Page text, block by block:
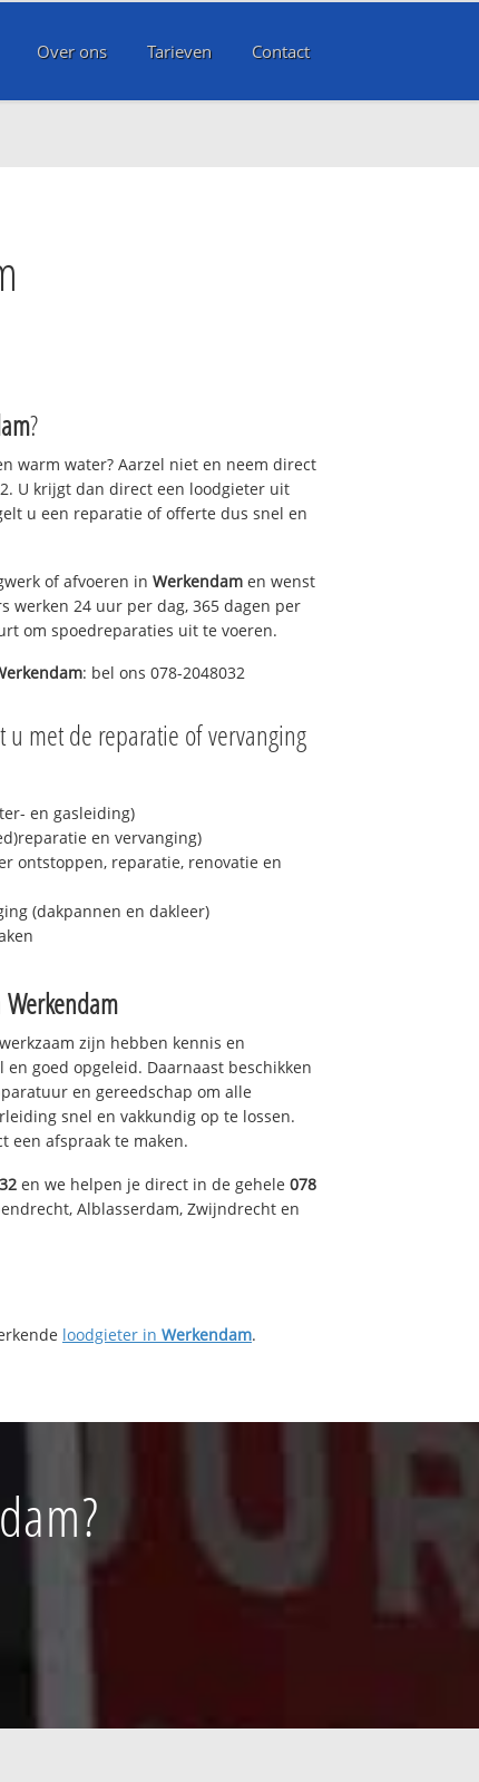
Over ons Tarieven Contact
?
warm water? Aarzel niet en neem direct
U krijgt dan direct een loodgieter uit
u een reparatie of offerte dus snel en
of afvoeren in Werkendam en wenst
werken 24 uur per dag, 365 dagen per
om spoedreparaties uit te voeren.
: bel ons 078-2048032
u met de reparatie of vervanging
en gasleiding)
en vervanging)
ontstoppen, reparatie, renovatie en
(dakpannen en dakleer)
Werkendam
zijn hebben kennis en
goed opgeleid. Daarnaast beschikken
en gereedschap om alle
snel en vakkundig op te lossen.
een afspraak te maken.
en we helpen je direct in de gehele 078
Alblasserdam, Zwijndrecht en
loodgieter in Werkendam.